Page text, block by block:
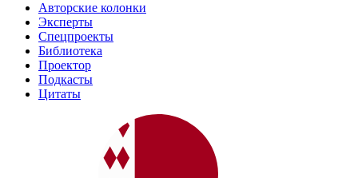
Авторские колонки
Эксперты
Спецпроекты
Библиотека
Проектор
Подкасты
Цитаты